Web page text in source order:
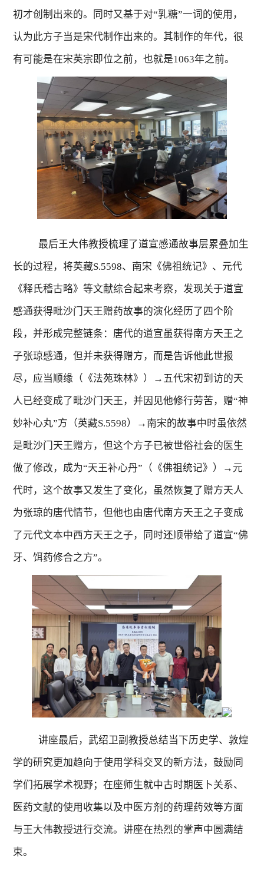
初才创制出来的。同时又基于对“乳糖”一词的使用，
认为此方子当是宋代制作出来的。其制作的年代，很
有可能是在宋英宗即位之前，也就是1063年之前。
最后王大伟教授梳理了道宣感通故事层累叠加生
长的过程，将英藏S.5598、南宋《佛祖统记》、元代
《释氏稽古略》等文献综合起来考察，发现关于道宣
感通获得毗沙门天王赠药故事的演化经历了四个阶
段，并形成完整链条：唐代的道宣虽获得南方天王之
子张琼感通，但并未获得赠方，而是告诉他此世报
尽，应当顺缘（《法苑珠林》）→五代宋初到访的天
人已经变成了毗沙门天王，并因见他修行劳苦，赠“神
妙补心丸”方（英藏S.5598）→南宋的故事中时虽依然
是毗沙门天王赠方，但这个方子已被世俗社会的医生
做了修改，成为“天王补心丹”（《佛祖统记》）→元
代时，这个故事又发生了变化，虽然恢复了赠方天人
为张琼的唐代情节，但他也由唐代南方天王之子变成
了元代文本中西方天王之子，同时还顺带给了道宣“佛
牙、饵药修合之方”。
讲座最后，武绍卫副教授总结当下历史学、敦煌
学的研究更加趋向于使用学科交叉的新方法，鼓励同
学们拓展学术视野；在座师生就中古时期医卜关系、
医药文献的使用收集以及中医方剂的药理药效等方面
与王大伟教授进行交流。讲座在热烈的掌声中圆满结
束。